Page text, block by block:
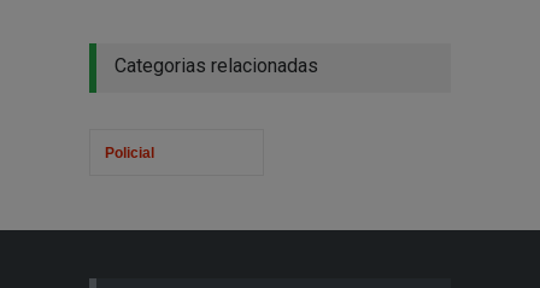
Categorias relacionadas
Policial